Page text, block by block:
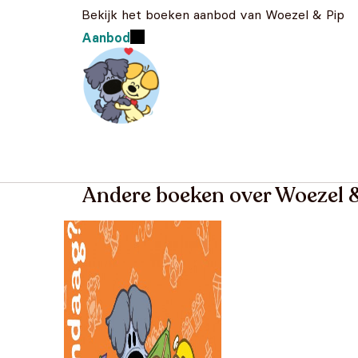
Bekijk het boeken aanbod van Woezel & Pip
Aanbod
Andere boeken over Woezel